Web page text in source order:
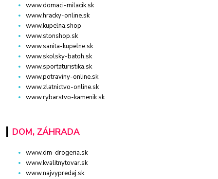
www.domaci-milacik.sk
www.hracky-online.sk
www.kupelna.shop
www.stonshop.sk
www.sanita-kupelne.sk
www.skolsky-batoh.sk
www.sportaturistika.sk
www.potraviny-online.sk
www.zlatnictvo-online.sk
www.rybarstvo-kamenik.sk
DOM, ZÁHRADA
www.dm-drogeria.sk
www.kvalitnytovar.sk
www.najvypredaj.sk